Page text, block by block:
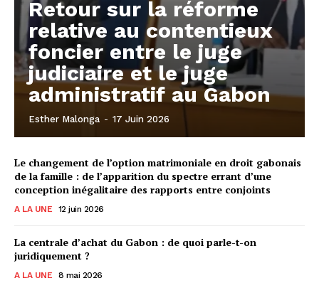
Retour sur la réforme
relative au contentieux
foncier entre le juge
judiciaire et le juge
administratif au Gabon
Esther Malonga - 17 Juin 2026
Le changement de l’option matrimoniale en droit gabonais
de la famille : de l’apparition du spectre errant d’une
conception inégalitaire des rapports entre conjoints
A LA UNE 12 juin 2026
La centrale d’achat du Gabon : de quoi parle-t-on
juridiquement ?
A LA UNE 8 mai 2026